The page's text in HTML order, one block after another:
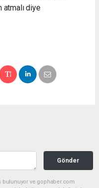
atmalı diye
Gönder
bulunuyor ve gophaber.com